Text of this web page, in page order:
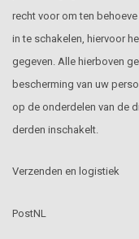
recht voor om ten
in te schakelen, hiervoor
gegeven. Alle hierboven
bescherming van uw
op de onderdelen van de
derden inschakelt.
Verzenden en logistiek
PostNL